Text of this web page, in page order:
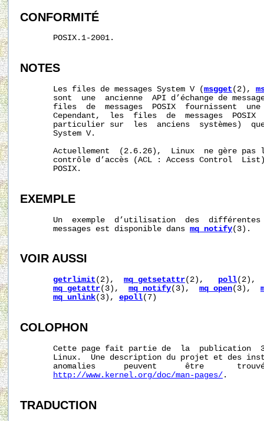
CONFORMITÉ
       POSIX.1-2001.
NOTES
       Les files de messages System V (
msgget (2),
sont  une  ancienne  API d’échange de
files  de  messages  POSIX  fournissent
Cependant,  les  files  de  messages  POSIX
particulier sur  les  anciens  systèmes)
       System V.
Actuellement  (2.6.26),  Linux  ne gère pas
contrôle d’accès (ACL : Access Control
       POSIX.
EXEMPLE
Un  exemple  d’utilisation  des
       messages est disponible dans
mq_notify(3).
VOIR AUSSI
getrlimit (2), mq_getsetattr(2), poll
mq_getattr(3), mq_notify(3), mq_open(3),
mq_unlink(3), epoll(7)
COLOPHON
Cette page fait partie de  la  publication
Linux.  Une description du projet et des
anomalies      peuvent      être
http://www.kernel.org/doc/man-pages/ .
TRADUCTION